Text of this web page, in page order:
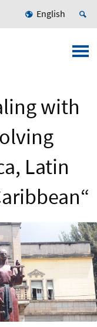
English
with
Latin